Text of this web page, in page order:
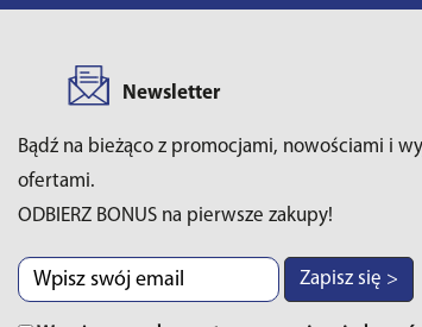
Newsletter
Bądź na bieżąco z promocjami, nowościami i
ofertami.
ODBIERZ BONUS na pierwsze zakupy!
Zapisz się >